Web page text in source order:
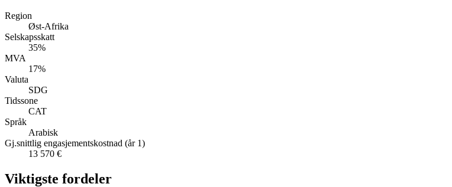
Region
Øst-Afrika
Selskapsskatt
35%
MVA
17%
Valuta
SDG
Tidssone
CAT
Språk
Arabisk
Gj.snittlig engasjementskostnad (år 1)
13 570 €
Viktigste fordeler